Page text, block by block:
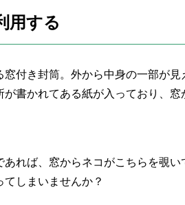
用する
付き封筒。外から中身の一部が
書かれてある紙が入っており、窓
れば、窓からネコがこちらを覗
しまいませんか？